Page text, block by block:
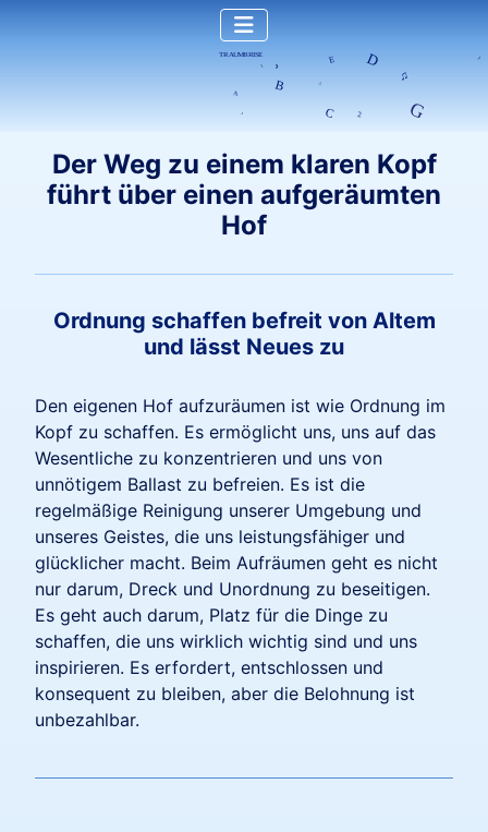
Der Weg zu einem klaren Kopf
führt über einen aufgeräumten
Hof
Ordnung schaffen befreit von Altem
und lässt Neues zu
Den eigenen Hof aufzuräumen ist wie Ordnung im
Kopf zu schaffen. Es ermöglicht uns, uns auf das
Wesentliche zu konzentrieren und uns von
unnötigem Ballast zu befreien. Es ist die
regelmäßige Reinigung unserer Umgebung und
unseres Geistes, die uns leistungsfähiger und
glücklicher macht. Beim Aufräumen geht es nicht
nur darum, Dreck und Unordnung zu beseitigen.
Es geht auch darum, Platz für die Dinge zu
schaffen, die uns wirklich wichtig sind und uns
inspirieren. Es erfordert, entschlossen und
konsequent zu bleiben, aber die Belohnung ist
unbezahlbar.